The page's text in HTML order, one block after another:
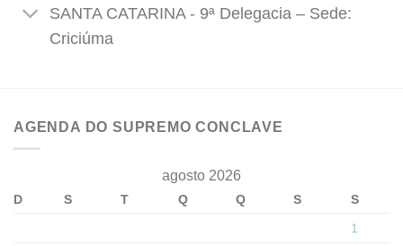
SANTA CATARINA - 9ª Delegacia – Sede:
Criciúma
AGENDA DO SUPREMO CONCLAVE
agosto 2026
D S T Q Q S
S
1